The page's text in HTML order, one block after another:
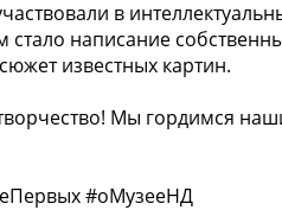
в
написание
известных картин.
Мы гордимся
#оМузееНД